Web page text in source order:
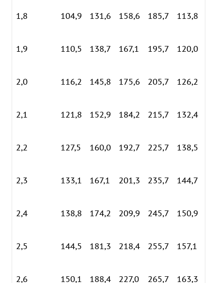
1,8 104,9 131,6 158,6 185,7 113,8
1,9 110,5 138,7 167,1 195,7 120,0
2,0 116,2 145,8 175,6 205,7 126,2
2,1 121,8 152,9 184,2 215,7 132,4
2,2 127,5 160,0 192,7 225,7 138,5
2,3 133,1 167,1 201,3 235,7 144,7
2,4 138,8 174,2 209,9 245,7 150,9
2,5 144,5 181,3 218,4 255,7 157,1
2,6 150,1 188,4 227,0 265,7 163,3